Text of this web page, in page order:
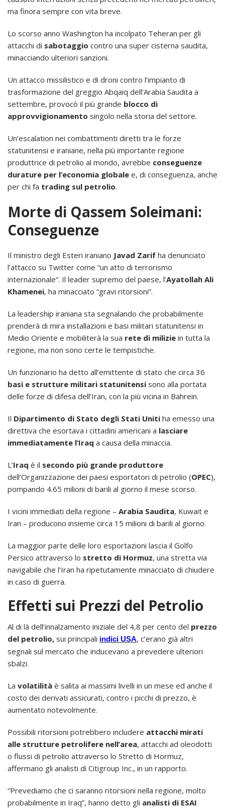
ma finora sempre con vita breve.
Lo scorso anno Washington ha incolpato Teheran per gli
attacchi di sabotaggio contro una super cisterna saudita,
minacciando ulteriori sanzioni.
Un attacco missilistico e di droni contro l’impianto di
trasformazione del greggio Abqaiq dell’Arabia Saudita a
settembre, provocò il più grande blocco di
approvvigionamento singolo nella storia del settore.
Un’escalation nei combattimenti diretti tra le forze
statunitensi e iraniane, nella più importante regione
produttrice di petrolio al mondo, avrebbe conseguenze
durature per l’economia globale e, di conseguenza, anche
per chi fa trading sul petrolio.
Morte di Qassem Soleimani:
Conseguenze
Il ministro degli Esteri iraniano Javad Zarif ha denunciato
l’attacco su Twitter come “un atto di terrorismo
internazionale”. Il leader supremo del paese, l’Ayatollah Ali
Khamenei, ha minacciato “gravi ritorsioni”.
La leadership iraniana sta segnalando che probabilmente
prenderà di mira installazioni e basi militari statunitensi in
Medio Oriente e mobiliterà la sua rete di milizie in tutta la
regione, ma non sono certe le tempistiche.
Un funzionario ha detto all’emittente di stato che circa 36
basi e strutture militari statunitensi sono alla portata
delle forze di difesa dell’Iran, con la più vicina in Bahrein.
Il Dipartimento di Stato degli Stati Uniti ha emesso una
direttiva che esortava i cittadini americani a lasciare
immediatamente l’Iraq a causa della minaccia.
L’Iraq è il secondo più grande produttore
dell’Organizzazione dei paesi esportatori di petrolio (OPEC),
pompando 4.65 milioni di barili al giorno il mese scorso.
I vicini immediati della regione – Arabia Saudita, Kuwait e
Iran – producono insieme circa 15 milioni di barili al giorno.
La maggior parte delle loro esportazioni lascia il Golfo
Persico attraverso lo stretto di Hormuz, una stretta via
navigabile che l’Iran ha ripetutamente minacciato di chiudere
in caso di guerra.
Effetti sui Prezzi del Petrolio
Al di là dell’innalzamento iniziale del 4,8 per cento del prezzo
del petrolio, sui principali indici USA, c’erano già altri
segnali sul mercato che inducevano a prevedere ulteriori
sbalzi.
La volatilità è salita ai massimi livelli in un mese ed anche il
costo dei derivati assicurati, contro i picchi di prezzo, è
aumentato notevolmente.
Possibili ritorsioni potrebbero includere attacchi mirati
alle strutture petrolifere nell’area, attacchi ad oleodotti
o flussi di petrolio attraverso lo Stretto di Hormuz,
affermano gli analisti di Citigroup Inc., in un rapporto.
“Prevediamo che ci saranno ritorsioni nella regione, molto
probabilmente in Iraq”, hanno detto gli analisti di ESAI